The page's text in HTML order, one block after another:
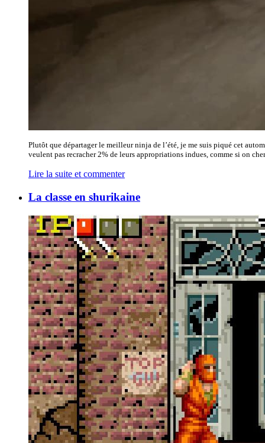
Plutôt que départager le meilleur ninja de l’été, je me suis piqué cet
veulent pas recracher 2% de leurs appropriations indues, comme si on
Lire la suite et commenter
La classe en shurikaine